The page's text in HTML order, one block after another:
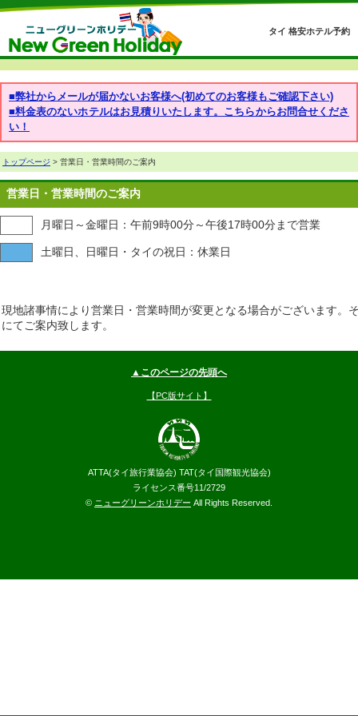
タイ 格安ホテル予約
■弊社からメールが届かないお客様へ(初めてのお客様もご確認下さい)
■料金表のないホテルはお見積りいたします。こちらからお問合せくださ
い！
トップページ > 営業日・営業時間のご案内
営業日・営業時間のご案内
月曜日～金曜日：午前9時00分～午後17時00分まで営業
土曜日、日曜日・タイの祝日：休業日
現地諸事情により営業日・営業時間が変更となる場合がございます。
にてご案内致します。
▲このページの先頭へ
【PC版サイト】
ATTA(タイ旅行業協会) TAT(タイ国際観光協会)
ライセンス番号11/2729
© ニューグリーンホリデー All Rights Reserved.